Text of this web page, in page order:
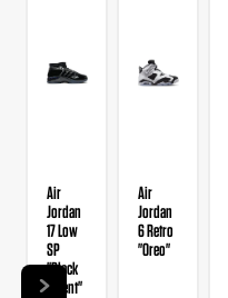
Air
Jordan
17 Low
SP
"Black
Patent"
Air
Jordan
6 Retro
"Oreo"